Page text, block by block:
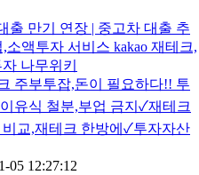
출 만기 연장 | 중고차 대출 추
액투자 서비스 kakao 재테크,
나무위키
주부투잡,돈이 필요하다!! 투
유식 철분,부업 금지✓재테크
교,재테크 한방에✓투자자산
05 12:27:12